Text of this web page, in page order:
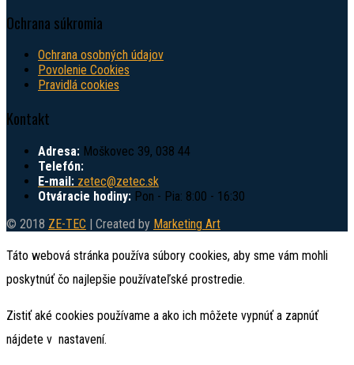
Ochrana súkromia
Ochrana osobných údajov
Povolenie Cookies
Pravidlá cookies
Kontakt
Adresa: Moškovec 39, 038 44
Telefón:
E-mail: zetec@zetec.sk
Otváracie hodiny: Pon - Pia: 8:00 - 16:30
© 2018 ZE-TEC | Created by Marketing Art
Táto webová stránka používa súbory cookies, aby sme vám mohli
poskytnúť čo najlepšie používateľské prostredie.
Zistiť aké cookies používame a ako ich môžete vypnúť a zapnúť
nájdete v nastavení.